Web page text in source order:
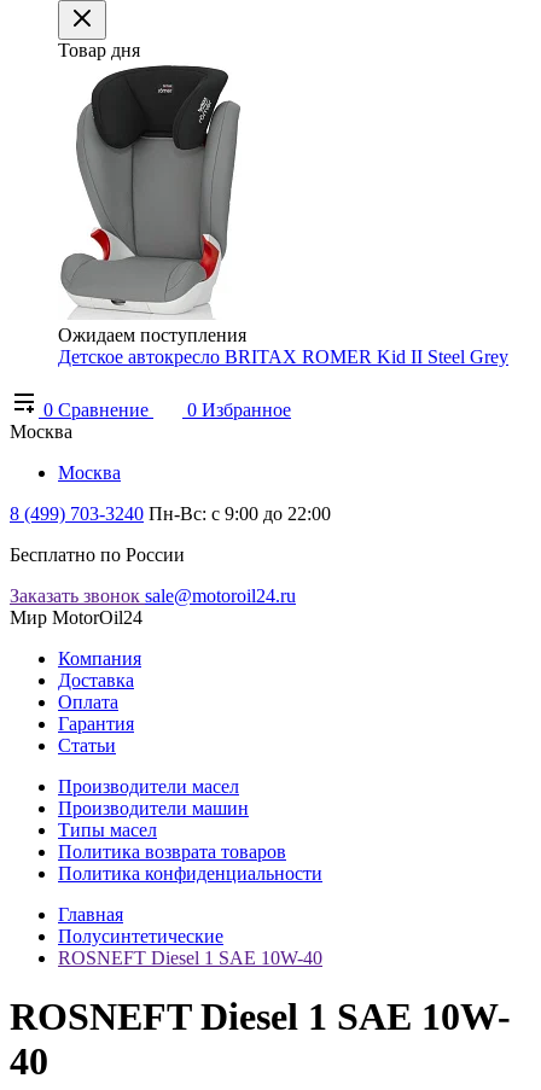
Товар дня
Ожидаем поступления
Детское автокресло BRITAX ROMER Kid II Steel Grey
0 Сравнение 0 Избранное
Москва
Москва
8 (499) 703-3240 Пн-Вс: с 9:00 до 22:00
Бесплатно по России
Заказать звонок sale@motoroil24.ru
Мир MotorOil24
Компания
Доставка
Оплата
Гарантия
Статьи
Производители масел
Производители машин
Типы масел
Политика возврата товаров
Политика конфиденциальности
Главная
Полусинтетические
ROSNEFT Diesel 1 SAE 10W-40
ROSNEFT Diesel 1 SAE 10W-
40